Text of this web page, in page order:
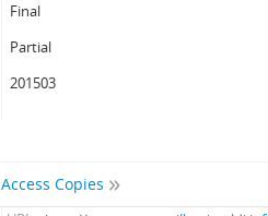
Final
Partial
201503
Access Copies